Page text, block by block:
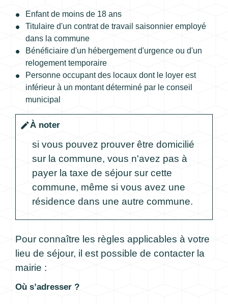
Enfant de moins de 18 ans
Titulaire d'un contrat de travail saisonnier employé
dans la commune
Bénéficiaire d'un hébergement d'urgence ou d'un
relogement temporaire
Personne occupant des locaux dont le loyer est
inférieur à un montant déterminé par le conseil
municipal
editÀ noter
si vous pouvez prouver être domicilié
sur la commune, vous n'avez pas à
payer la taxe de séjour sur cette
commune, même si vous avez une
résidence dans une autre commune.
Pour connaître les règles applicables à votre
lieu de séjour, il est possible de contacter la
mairie :
Où s’adresser ?